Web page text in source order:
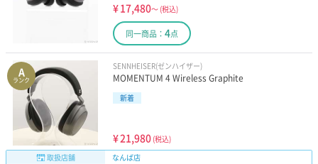
¥17,480～ (税込)
同一商品： 4点
A
ランク
SENNHEISER(ゼンハイザー)
MOMENTUM 4 Wireless Graphite
新着
¥21,980 (税込)
取扱店舗
なんば店